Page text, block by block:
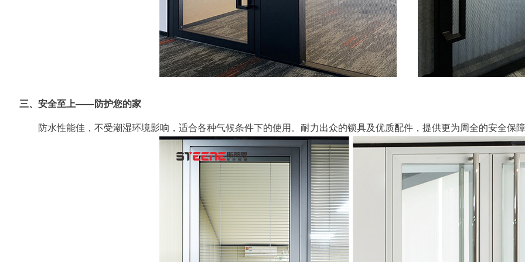
三、安全至上——防护您的家
防水性能佳，不受潮湿环境影响，适合各种气候条件下的使用。耐力出众的锁具及优质配件，提供更为周全的安全保